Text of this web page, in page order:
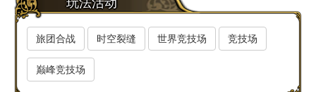
玩法活动
旅团合战 时空裂缝 世界竞技场 竞技场
巅峰竞技场